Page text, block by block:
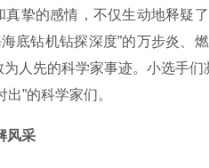
挚的感情，不仅生动地释疑
底钻机钻探深度”的万步炎、
人先的科学家事迹。小选手
”的科学家们。
风采